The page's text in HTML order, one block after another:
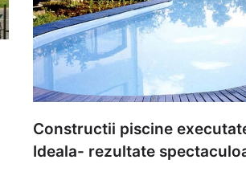
Constructii piscine
Ideala- rezultate